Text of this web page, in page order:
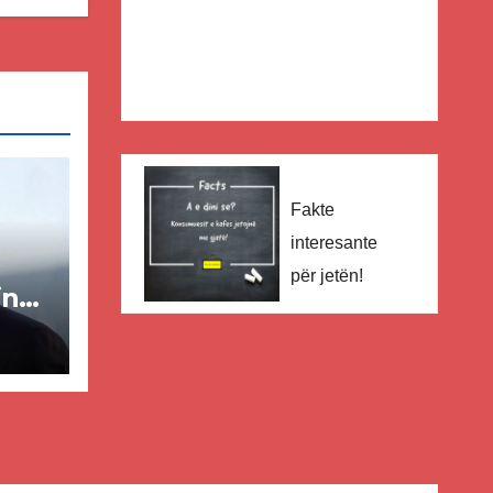
Fakte
interesante
për jetën!